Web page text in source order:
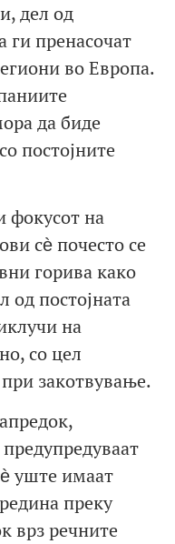
дел од
ги пренасочат
во Европа.
да биде
постојните
фокусот на
сѐ почесто се
горива како
од постојната
на
со цел
закотвување.
уште имаат
преку
врз речните